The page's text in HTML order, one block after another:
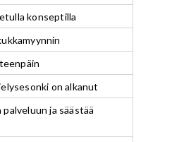
konseptilla
on alkanut
ja säästää